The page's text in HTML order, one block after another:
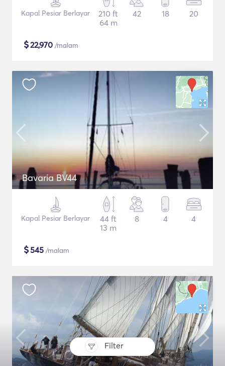
Filter
Kapal Pesiar Berlayar
210 ft
64 m
42 18 20
$22,970 /malam
Bavaria BV44
Kapal Pesiar Berlayar
44 ft
13 m
8 4 4
$545 /malam